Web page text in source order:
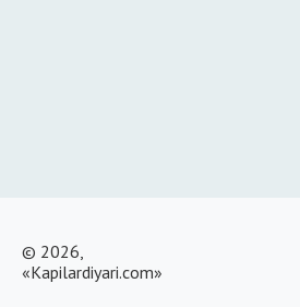
© 2026,
«Kapilardiyari.com»